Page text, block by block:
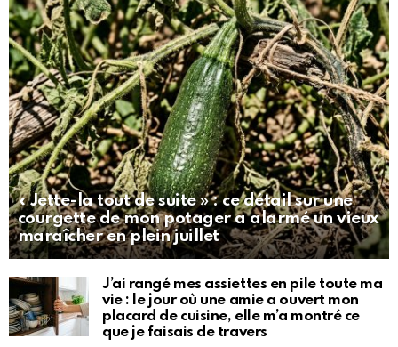
« Jette-la tout de suite » : ce détail sur une
courgette de mon potager a alarmé un vieux
maraîcher en plein juillet
J’ai rangé mes assiettes en pile toute ma
vie : le jour où une amie a ouvert mon
placard de cuisine, elle m’a montré ce
que je faisais de travers